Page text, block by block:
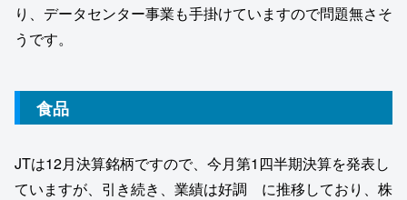
り、データセンター事業も手掛けていますので問題無さそ
うです。
食品
JTは12月決算銘柄ですので、今月第1四半期決算を発表し
ていますが、引き続き、業績は好調 に推移しており、株